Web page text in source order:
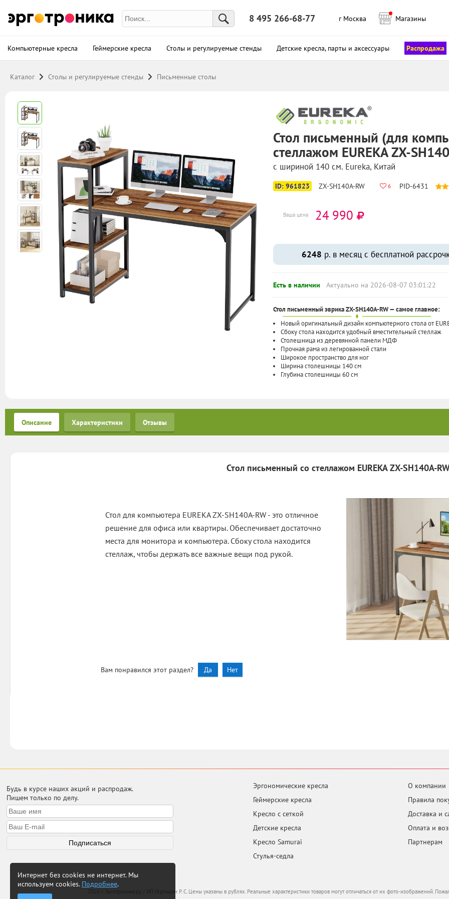
8 495 266-68-77 г Москва Магазины
Компьютерные кресла Геймерские кресла Столы и регулируемые стенды Детские кресла, парты и аксессуары Распродажа
6248р. в месяц с бесплатной рассрочкой на 4 месяца
Каталог Столы и регулируемые стенды Письменные столы
Стол письменный (для
стеллажом EUREKA ZX-
с шириной 140 см. Eureka, Китай
ID: 961823 ZX-SH140A-RW 6 PID-6431
Ваша цена 24 990
6248 р. в месяц с бесплатной
Есть в наличии Актуально на 2026-08-07 03:01:22
Стол письменный эврика ZX-SH140A-RW — самое главное:
Новый оригинальный дизайн компьютерного стола от
Сбоку стола находится удобный вместительный стеллаж
Столешница из деревянной панели МДФ
Прочная рама из легированной стали
Широкое пространство для ног
Ширина столешницы 140 см
Глубина столешницы 60 cм
Описание Характеристики Отзывы
Стол письменный со стеллажом EUREKA ZX-SH140A-
Стол для компьютера EUREKA ZX-SH140A-RW - это отличное
решение для офиса или квартиры. Обеспечивает достаточно
места для монитора и компьютера. Сбоку стола находится
стеллаж, чтобы держать все важные вещи под рукой.
Вам понравился этот раздел? Да Нет
Будь в курсе наших акций и распродаж.
Пишем только по делу.
Эргономические кресла
Геймерские кресла
Кресло с сеткой
Детские кресла
Кресло Samurai
Стулья-седла
О компании
Правила
Доставка и
Оплата и
Партнерам
2026 г. Эрготроника.ру / ИП Гергишан Р. С. Цены указаны в рублях. Реальные характеристики товаров могут отличаться от их фото-изображений.
Интернет без cookies не интернет. Мы
используем cookies. Подробнее.